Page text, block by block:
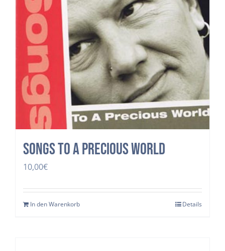
Songs to a precious world
10,00€
In den Warenkorb Details